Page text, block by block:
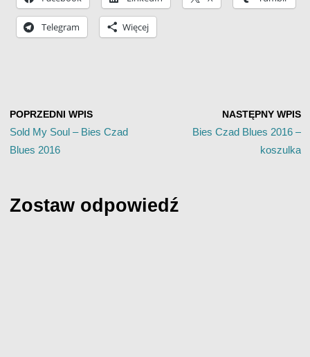
Telegram Więcej
POPRZEDNI WPIS
Sold My Soul – Bies Czad
Blues 2016
NASTĘPNY WPIS
Bies Czad Blues 2016 –
koszulka
Zostaw odpowiedź